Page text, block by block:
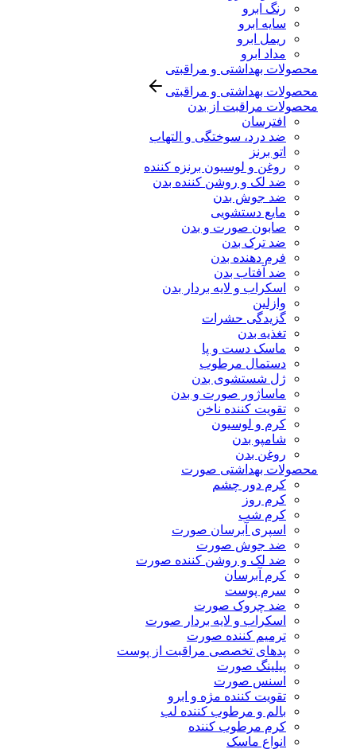
رنگ ابرو
سایه ابرو
ریمل ابرو
مداد ابرو
محصولات بهداشتی و مراقبتی
محصولات بهداشتی و مراقبتی
محصولات مراقبت از بدن
افترسان
ضد درد، سوختگی و التهاب
اتو برنز
روغن و لوسیون برنزه کننده
ضد لک و روشن کننده بدن
ضد جوش بدن
مایع دستشویی
صابون صورت و بدن
ضد ترک بدن
فرم دهنده بدن
ضد آفتاب بدن
اسکراب و لایه بردار بدن
وازلین
گزیدگی حشرات
تغذیه بدن
ماسک دست و پا
دستمال مرطوب
ژل شستشوی بدن
ماساژور صورت و بدن
تقویت کننده ناخن
کرم و لوسیون
شامپو بدن
روغن بدن
محصولات بهداشتی صورت
کرم دور چشم
کرم روز
کرم شب
اسپری آبرسان صورت
ضد جوش صورت
ضد لک و روشن کننده صورت
کرم آبرسان
سرم پوست
ضد چروک صورت
اسکراب و لایه بردار صورت
ترمیم کننده صورت
پدهای تخصصی مراقبت از پوست
پیلینگ صورت
اسنس صورت
تقویت کننده مژه و ابرو
بالم و مرطوب کننده لب
کرم مرطوب کننده
انواع ماسک